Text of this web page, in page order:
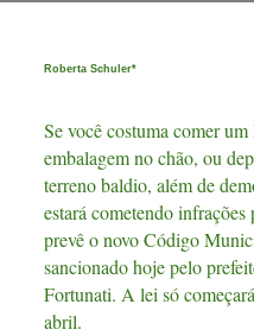
Roberta Schuler*
Se você costuma comer
embalagem no chão, ou
terreno baldio, além de
estará cometendo
prevê o novo Código
sancionado hoje pelo
Fortunati. A lei só
abril.